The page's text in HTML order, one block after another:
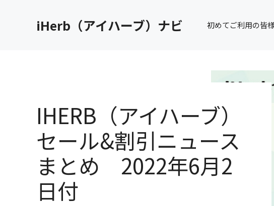
iHerb（アイハーブ）ナビ 初めてご利用の皆
IHERB（アイハーブ）
セール&割引ニュース
まとめ 2022年6月2
日付